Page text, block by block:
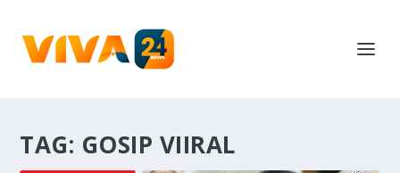
TAG: GOSIP VIIRAL